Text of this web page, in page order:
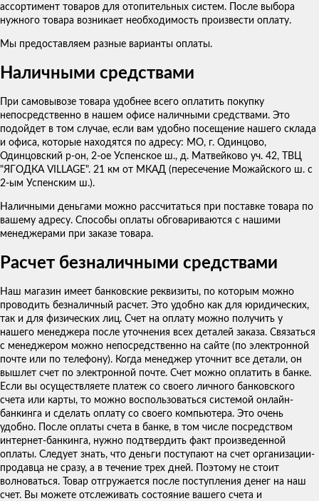
ассортимент товаров для отопительных систем. После выбора
нужного товара возникает необходимость произвести оплату.
Мы предоставляем разные варианты оплаты.
Наличными средствами
При самовывозе товара удобнее всего оплатить покупку
непосредственно в нашем офисе наличными средствами. Это
подойдет в том случае, если вам удобно посещение нашего склада
и офиса, которые находятся по адресу: МО, г. Одинцово,
Одинцовский р-он, 2-ое Успенское ш., д. Матвейково уч. 42, ТВЦ
"ЯГОДКА VILLAGE". 21 км от МКАД (пересечение Можайского ш. с
2-ым Успенским ш.).
Наличными деньгами можно рассчитаться при поставке товара по
вашему адресу. Способы оплаты обговариваются с нашими
менеджерами при заказе товара.
Расчет безналичными средствами
Наш магазин имеет банковские реквизиты, по которым можно
проводить безналичный расчет. Это удобно как для юридических,
так и для физических лиц. Счет на оплату можно получить у
нашего менеджера после уточнения всех деталей заказа. Связаться
с менеджером можно непосредственно на сайте (по электронной
почте или по телефону). Когда менеджер уточнит все детали, он
вышлет счет по электронной почте. Счет можно оплатить в банке.
Если вы осуществляете платеж со своего личного банковского
счета или карты, то можно воспользоваться системой онлайн-
банкинга и сделать оплату со своего компьютера. Это очень
удобно. После оплаты счета в банке, в том числе посредством
интернет-банкинга, нужно подтвердить факт произведенной
оплаты. Следует знать, что деньги поступают на счет организации-
продавца не сразу, а в течение трех дней. Поэтому не стоит
волноваться. Товар отгружается после поступления денег на наш
счет. Вы можете отслеживать состояние вашего счета и